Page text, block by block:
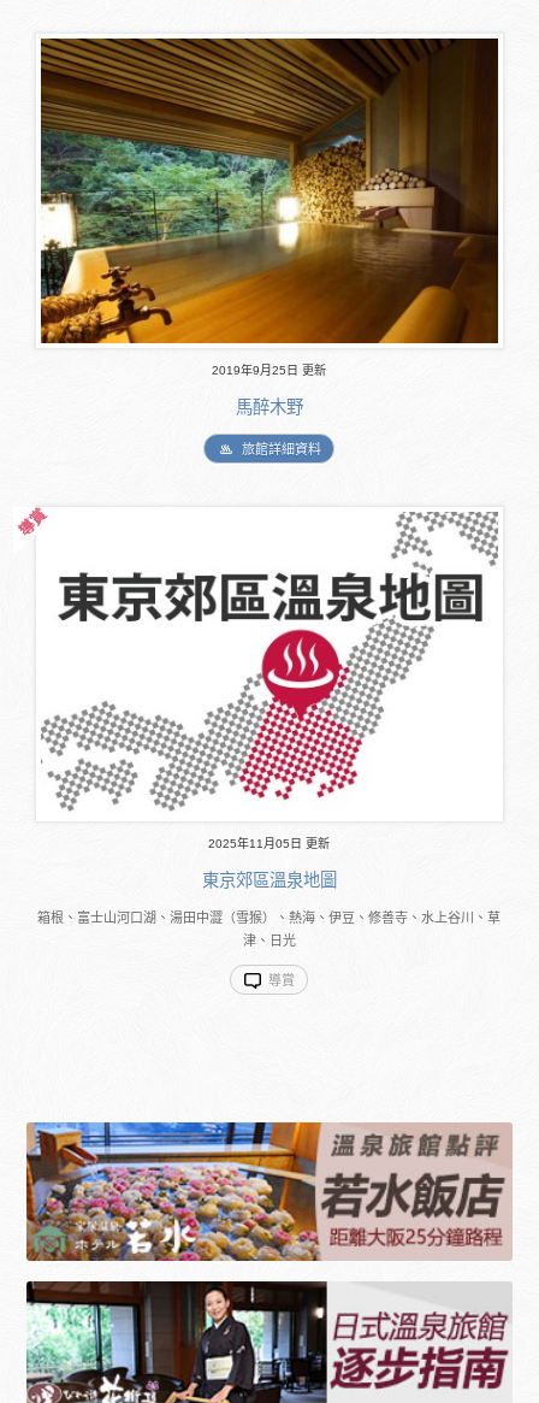
2019年9月25日 更新
馬醉木野
旅館詳細資料
2025年11月05日 更新
東京郊區溫泉地圖
箱根、富士山河口湖、湯田中澀（雪猴）、熱海、伊豆、修善寺、水上谷川、草
津、日光
導賞